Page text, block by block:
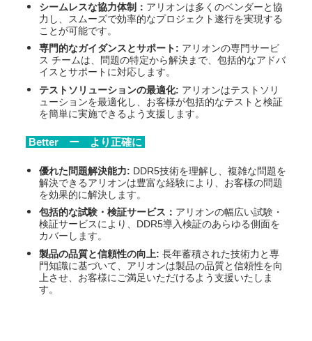
シームレスな協力体制： アリオンは多くのベンダーと協
力し、スムーズで効率的なプロジェクト遂行を実現する
ことが可能です。
専門的なガイダンスとサポート: アリオンの専門サービ
ス チームは、問題の特定から解決まで、包括的なアドバ
イスとサポートに対応します。
テストソリューションの最適化: アリオンはテストソリ
ューションを最適化し、お客様が包括的なテストと検証
を簡単に実施できるよう支援します。
Better ー より正確に
優れた問題解決能力: DDR5技術を理解し、複雑な問題を
解決できるアリオンは豊富な経験により、お客様の問題
を効果的に解決します。
包括的な試験・検証サービス： アリオンの幅広い試験・
検証サービスにより、DDR5導入検証のあらゆる側面を
カバーします。
製品の品質と信頼性の向上: 長年蓄積された技術力と専
門知識に基づいて、アリオンは製品の品質と信頼性を向
上させ、お客様にご満足いただけるよう支援いたしま
す。